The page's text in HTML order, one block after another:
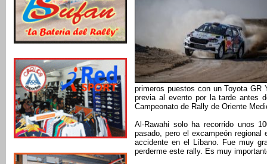
primeros puestos con un Toyota GR
previa al evento por la tarde antes
Campeonato de Rally de Oriente
Al-Rawahi solo ha recorrido unos
pasado, pero el excampeón
accidente en el Líbano. Fue muy
perderme este rally. Es muy